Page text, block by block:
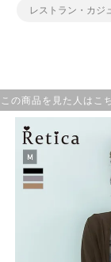
レストラン・カジ
この商品を見た人はこ